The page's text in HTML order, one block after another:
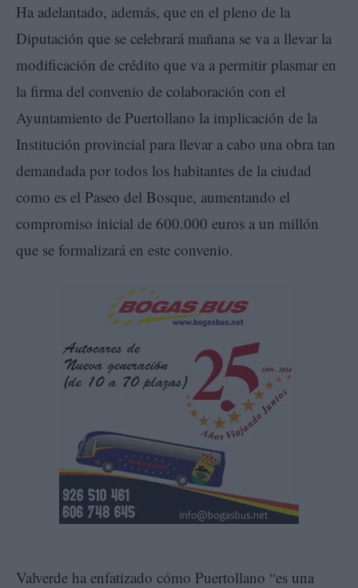
Ha adelantado, además, que en el pleno de la
Diputación que se celebrará mañana se va a llevar la
modificación de crédito que va a permitir plasmar en
la firma del convenio de colaboración con el
Ayuntamiento de Puertollano la implicación de la
Institución provincial para llevar a cabo una obra tan
demandada por todos los habitantes de la ciudad
como es el Paseo del Bosque, aumentando el
compromiso inicial de 600.000 euros a un millón
que se formalizará en este convenio.
Valverde ha enfatizado cómo Puertollano “es una